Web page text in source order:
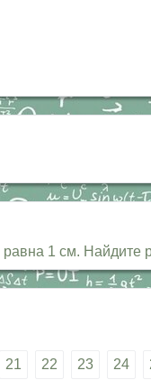
1 см. Найдите
21 22 23 24